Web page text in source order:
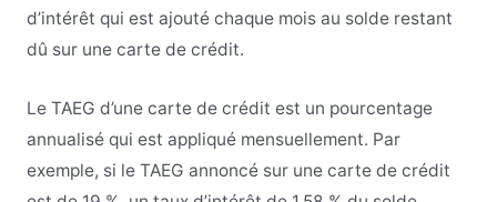
d’intérêt qui est ajouté chaque mois au solde restant
dû sur une carte de crédit.
Le TAEG d’une carte de crédit est un pourcentage
annualisé qui est appliqué mensuellement. Par
exemple, si le TAEG annoncé sur une carte de crédit